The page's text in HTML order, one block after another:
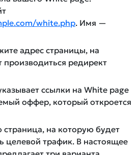
white.php. Имя —
адрес страницы, на
производиться редирект
ссылки на White page
оффер, который откроется
страница, на которую будет
целевой трафик. В настоящее